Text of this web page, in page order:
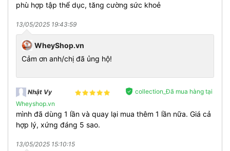
thức độc quyền kết hợp các thành phần:
Vitamin D:là chất dinh dưỡng quan trọng của cơ thể có
tác dụng hỗ trợ xương khớp chắc khỏe.
Vitamin nhóm B:
dưỡng.
Kẽm và Magie:hỗ trợ sản xuất hormone tăng trưởng và
Bio Perine:được chiết xuấ từ hạt tiêu đen có tác dụng
quan trọng nhất chính là tăng testosterone cho cơ thể.
THÀNH PHẦN CHÍNH
Serving size:2-3 viên/ngày
phù hợp tập thể dục, tăng cường sức khoẻ
13/05/2025 19:43:59
WheyShop.vn
Cảm ơn anh/chị đã ủng hộ!
Nhật Vy
collection_Đã mua hàng tại
Wheyshop.vn
mình đã dùng 1 lần và quay lại mua thêm 1 lần nữa. Giá cả
hợp lý, xứng đáng 5 sao.
13/05/2025 15:10:15